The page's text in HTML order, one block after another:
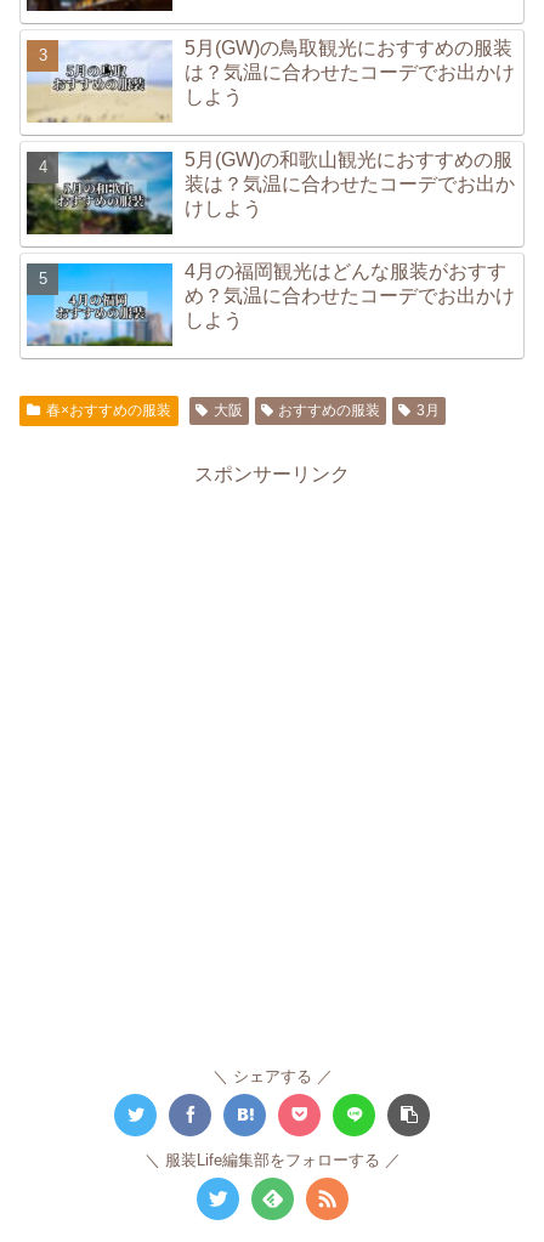
5月(GW)の鳥取観光におすすめの服装
は？気温に合わせたコーデでお出かけ
しよう
5月(GW)の和歌山観光におすすめの服
装は？気温に合わせたコーデでお出か
けしよう
4月の福岡観光はどんな服装がおすす
め？気温に合わせたコーデでお出かけ
しよう
春×おすすめの服装 大阪 おすすめの服装 3月
スポンサーリンク
シェアする
服装Life編集部をフォローする